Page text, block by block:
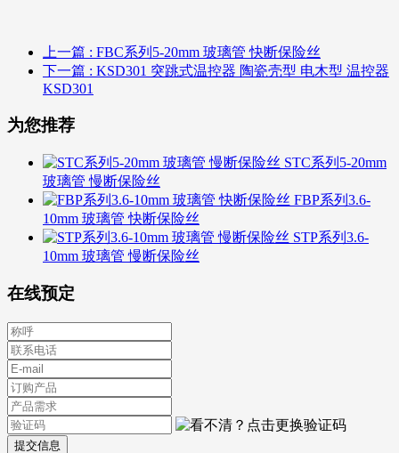
上一篇 : FBC系列5-20mm 玻璃管 快断保险丝
下一篇 : KSD301 突跳式温控器 陶瓷壳型 电木型 温控器
KSD301
为您推荐
STC系列5-20mm
玻璃管 慢断保险丝
FBP系列3.6-
10mm 玻璃管 快断保险丝
STP系列3.6-
10mm 玻璃管 慢断保险丝
在线预定
提交信息